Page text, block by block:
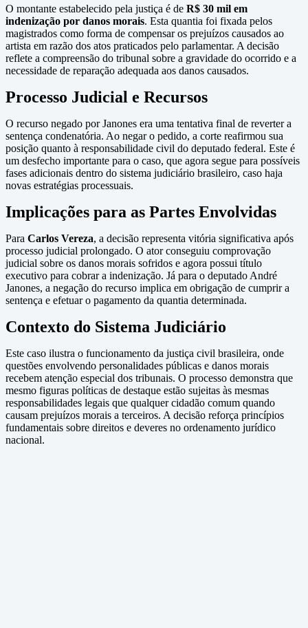
O montante estabelecido pela justiça é de R$ 30 mil em
indenização por danos morais. Esta quantia foi fixada pelos
magistrados como forma de compensar os prejuízos causados ao
artista em razão dos atos praticados pelo parlamentar. A decisão
reflete a compreensão do tribunal sobre a gravidade do ocorrido e a
necessidade de reparação adequada aos danos causados.
Processo Judicial e Recursos
O recurso negado por Janones era uma tentativa final de reverter a
sentença condenatória. Ao negar o pedido, a corte reafirmou sua
posição quanto à responsabilidade civil do deputado federal. Este é
um desfecho importante para o caso, que agora segue para possíveis
fases adicionais dentro do sistema judiciário brasileiro, caso haja
novas estratégias processuais.
Implicações para as Partes Envolvidas
Para Carlos Vereza, a decisão representa vitória significativa após
processo judicial prolongado. O ator conseguiu comprovação
judicial sobre os danos morais sofridos e agora possui título
executivo para cobrar a indenização. Já para o deputado André
Janones, a negação do recurso implica em obrigação de cumprir a
sentença e efetuar o pagamento da quantia determinada.
Contexto do Sistema Judiciário
Este caso ilustra o funcionamento da justiça civil brasileira, onde
questões envolvendo personalidades públicas e danos morais
recebem atenção especial dos tribunais. O processo demonstra que
mesmo figuras políticas de destaque estão sujeitas às mesmas
responsabilidades legais que qualquer cidadão comum quando
causam prejuízos morais a terceiros. A decisão reforça princípios
fundamentais sobre direitos e deveres no ordenamento jurídico
nacional.